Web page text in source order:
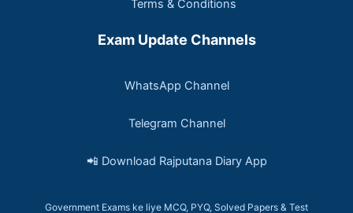
Terms & Conditions
Exam Update Channels
WhatsApp Channel
Telegram Channel
📲 Download Rajputana Diary App
Government Exams ke liye MCQ, PYQ, Solved Papers & Test